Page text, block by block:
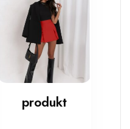
produkt